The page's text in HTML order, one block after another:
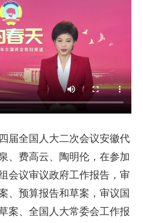
全国人大二次会议安徽代
、费高云、陶明伦，在参加
会议审议政府工作报告，审
、预算报告和草案，审议国
案、全国人大常委会工作报